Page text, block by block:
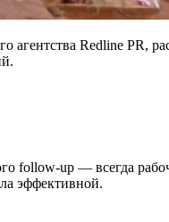
Redline PR,
follow-up — всегда
эффективной.